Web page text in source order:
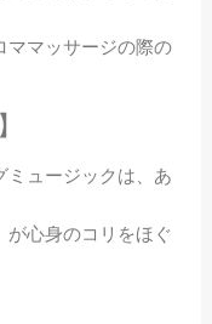
ママッサージの際の
ミュージックは、あ
が心身のコリをほぐ